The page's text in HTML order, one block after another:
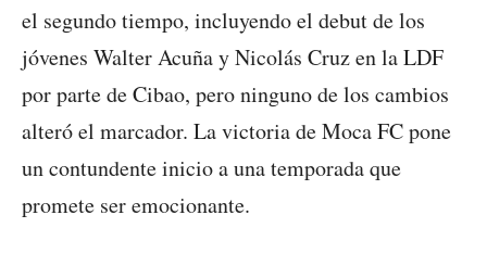
el segundo tiempo, incluyendo el debut de los
jóvenes Walter Acuña y Nicolás Cruz en la LDF
por parte de Cibao, pero ninguno de los cambios
alteró el marcador. La victoria de Moca FC pone
un contundente inicio a una temporada que
promete ser emocionante.